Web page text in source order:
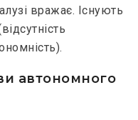
вражає. Існують
автономного